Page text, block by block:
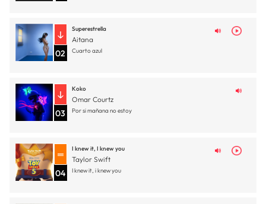
02
Superestrella
Aitana
Cuarto azul
03
Koko
Omar Courtz
Por si mañana no estoy
04
I knew it, I knew you
Taylor Swift
I knew it, i knew you